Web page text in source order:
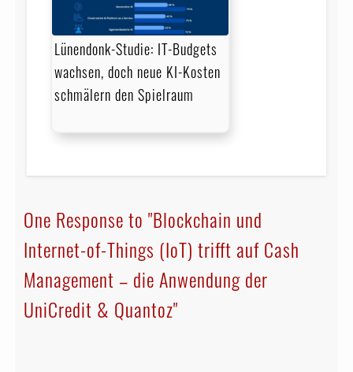
Lünendonk-Studie: IT-Budgets
wachsen, doch neue KI-Kosten
schmälern den Spielraum
One Response to "Blockchain und
Internet-of-Things (IoT) trifft auf Cash
Management – die Anwendung der
UniCredit & Quantoz"